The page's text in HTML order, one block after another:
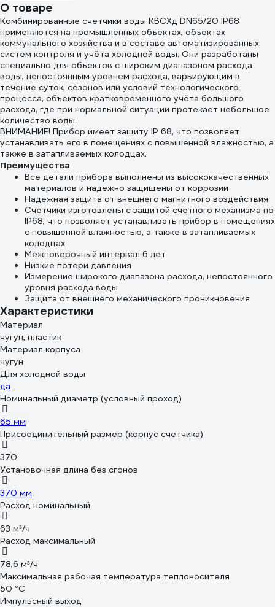
О товаре
Комбинированные счетчики воды КВСХд DN65/20 IP68
применяются на промышленных объектах, объектах
коммунального хозяйства и в составе автоматизированных
систем контроля и учёта холодной воды. Они разработаны
специально для объектов с широким диапазоном расхода
воды, непостоянным уровнем расхода, варьирующим в
течение суток, сезонов или условий технологического
процесса, объектов кратковременного учёта большого
расхода, где при нормальной ситуации протекает небольшое
количество воды.
ВНИМАНИЕ! Прибор имеет защиту IP 68, что позволяет
устанавливать его в помещениях с повышенной влажностью, а
также в затапливаемых колодцах.
Преимущества
Все детали прибора выполнены из высококачественных
материалов и надежно защищены от коррозии
Надежная защита от внешнего магнитного воздействия
Счетчики изготовлены с защитой счетного механизма по
IP68, что позволяет устанавливать прибор в помещениях
с повышенной влажностью, а также в затапливаемых
колодцах
Межповерочный интервал 6 лет
Низкие потери давления
Измерение широкого диапазона расхода, непостоянного
уровня расхода воды
Защита от внешнего механического проникновения
Характеристики
Материал
чугун, пластик
Материал корпуса
чугун
Для холодной воды
да
Номинальный диаметр (условный проход)
65 мм
Присоединительный размер (корпус счетчика)
370
Установочная длина без сгонов
370 мм
Расход номинальный
63 м³/ч
Расход максимальный
78,6 м³/ч
Максимальная рабочая температура теплоносителя
50 °С
Импульсный выход